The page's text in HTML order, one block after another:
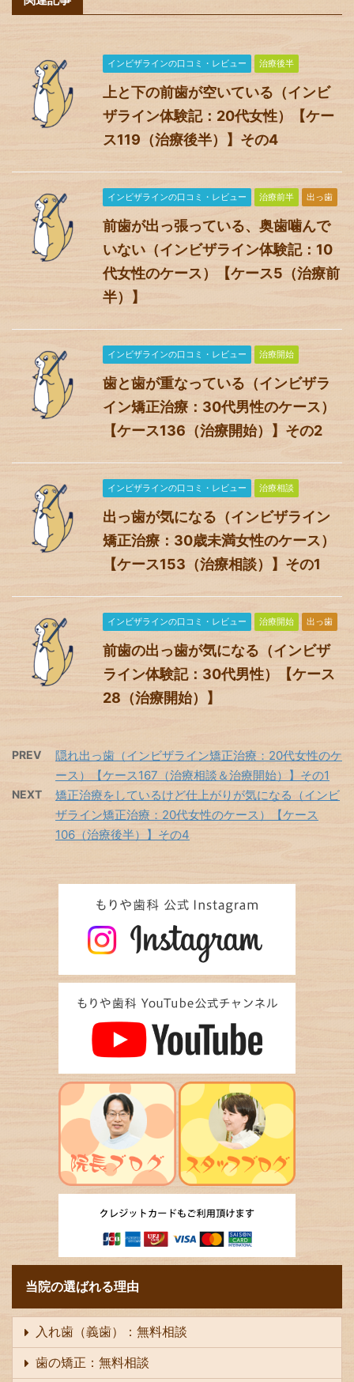
インビザラインの口コミ・レビュー 治療後半
上と下の前歯が空いている（インビ
ザライン体験記：20代女性）【ケー
ス119（治療後半）】その4
インビザラインの口コミ・レビュー 治療前半 出っ歯
前歯が出っ張っている、奥歯噛んで
いない（インビザライン体験記：10
代女性のケース）【ケース5（治療前
半）】
インビザラインの口コミ・レビュー 治療開始
歯と歯が重なっている（インビザラ
イン矯正治療：30代男性のケース）
【ケース136（治療開始）】その2
インビザラインの口コミ・レビュー 治療相談
出っ歯が気になる（インビザライン
矯正治療：30歳未満女性のケース）
【ケース153（治療相談）】その1
インビザラインの口コミ・レビュー 治療開始 出っ歯
前歯の出っ歯が気になる（インビザ
ライン体験記：30代男性）【ケース
28（治療開始）】
PREV
隠れ出っ歯（インビザライン矯正治療：20代女性のケ
ース）【ケース167（治療相談＆治療開始）】その1
NEXT
矯正治療をしているけど仕上がりが気になる（インビ
ザライン矯正治療：20代女性のケース）【ケース
106（治療後半）】その4
当院の選ばれる理由
入れ歯（義歯）：無料相談
歯の矯正：無料相談